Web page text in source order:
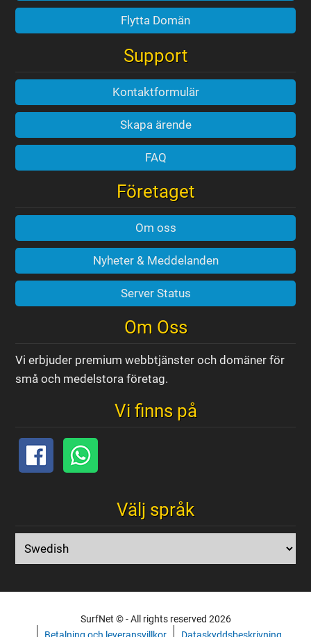
Flytta Domän
Support
Kontaktformulär
Skapa ärende
FAQ
Företaget
Om oss
Nyheter & Meddelanden
Server Status
Om Oss
Vi erbjuder premium webbtjänster och domäner för
små och medelstora företag.
Vi finns på
Välj språk
SurfNet © - All rights reserved 2026
Betalning och leveransvillkor
Dataskyddsbeskrivning